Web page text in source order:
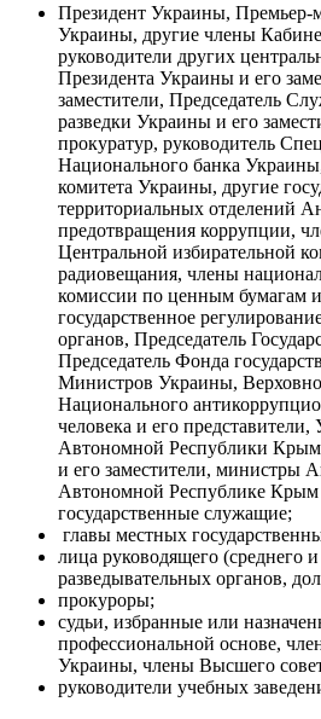
Президент Украины,
Украины, другие члены
руководители других
Президента Украины и его
заместители, Председатель
разведки Украины и его
прокуратур, руководитель
Национального банка
комитета Украины, другие
территориальных отделений
предотвращения коррупции,
Центральной избирательной
радиовещания, члены
комиссии по ценным бумагам
государственное
органов, Председатель
Председатель Фонда
Министров Украины,
Национального
человека и его
Автономной Республики Крым
и его заместители, министры
Автономной Республике Крым
государственные служащие;
главы местных
лица руководящего (среднего
разведывательных органов,
прокуроры;
судьи, избранные или
профессиональной основе,
Украины, члены Высшего
руководители учебных